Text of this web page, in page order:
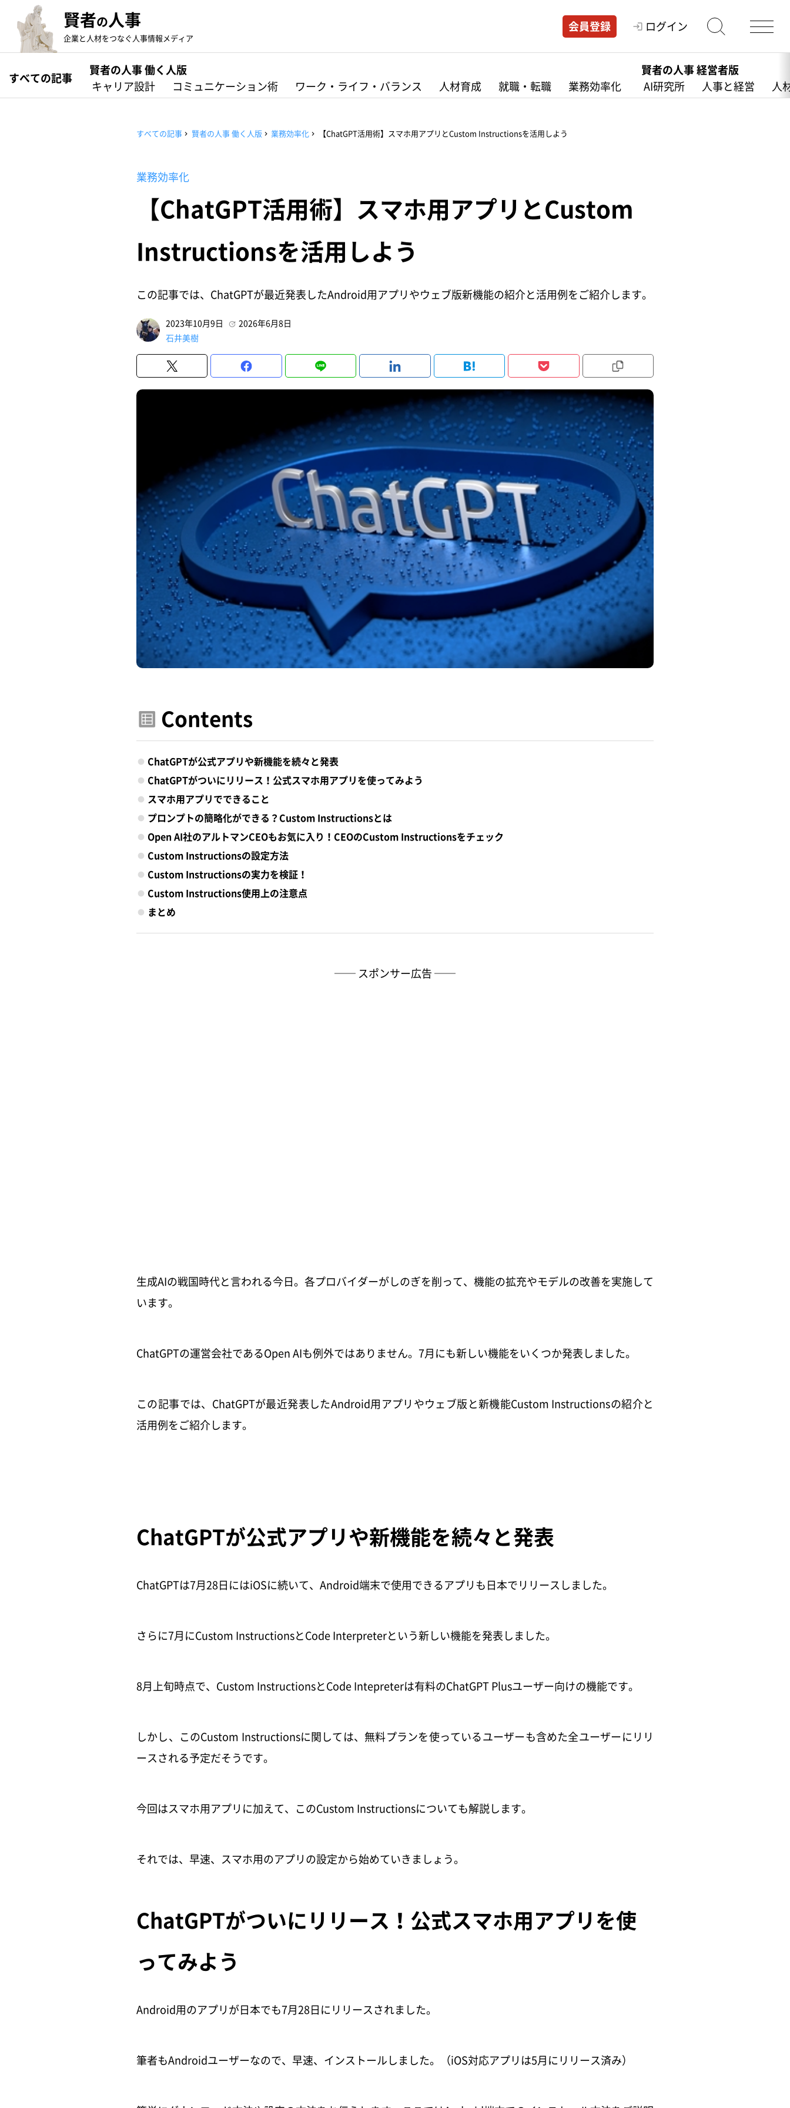
賢者の人事
企業と人材をつなぐ人事情報メディア
会員登録 ログイン
すべての記事
賢者の人事 働く人版
キャリア設計
コミュニケーション術 ワーク・ライフ・バランス 人材育成 就職・転職 業務効率化
賢者の人事 経営者版
AI研究所
人事と経営 人
すべての記事 賢者の人事 働く人版 業務効率化 【ChatGPT活用術】スマホ用アプリとCustom Instructionsを活用しよう
業務効率化
【ChatGPT活用術】スマホ用アプリとCustom
Instructionsを活用しよう
この記事では、ChatGPTが最近発表したAndroid用アプリやウェブ版新機能の紹介と活用例をご紹介します。
2023年10月9日
2026年6月8日
石井美樹
Contents
ChatGPTが公式アプリや新機能を続々と発表
ChatGPTがついにリリース！公式スマホ用アプリを使ってみよう
スマホ用アプリでできること
プロンプトの簡略化ができる？Custom Instructionsとは
Open AI社のアルトマンCEOもお気に入り！CEOのCustom Instructionsをチェック
Custom Instructionsの設定方法
Custom Instructionsの実力を検証！
Custom Instructions使用上の注意点
まとめ
── スポンサー広告 ──
生成AIの戦国時代と言われる今日。各プロバイダーがしのぎを削って、機能の拡充やモデルの改善を実施して
います。
ChatGPTの運営会社であるOpen AIも例外ではありません。7月にも新しい機能をいくつか発表しました。
この記事では、ChatGPTが最近発表したAndroid用アプリやウェブ版と新機能Custom Instructionsの紹介と
活用例をご紹介します。
ChatGPTが公式アプリや新機能を続々と発表
ChatGPTは7月28日にはiOSに続いて、Android端末で使用できるアプリも日本でリリースしました。
さらに7月にCustom InstructionsとCode Interpreterという新しい機能を発表しました。
8月上旬時点で、Custom InstructionsとCode Intepreterは有料のChatGPT Plusユーザー向けの機能です。
しかし、このCustom Instructionsに関しては、無料プランを使っているユーザーも含めた全ユーザーにリリ
ースされる予定だそうです。
今回はスマホ用アプリに加えて、このCustom Instructionsについても解説します。
それでは、早速、スマホ用のアプリの設定から始めていきましょう。
ChatGPTがついにリリース！公式スマホ用アプリを使
ってみよう
Android用のアプリが日本でも7月28日にリリースされました。
筆者もAndroidユーザーなので、早速、インストールしました。（iOS対応アプリは5月にリリース済み）